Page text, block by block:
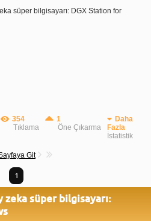
süper bilgisayarı: DGX Station for
354
Tıklama
1
Öne Çıkarma
Daha
Fazla
İstatistik
Git
1
zeka süper bilgisayarı: